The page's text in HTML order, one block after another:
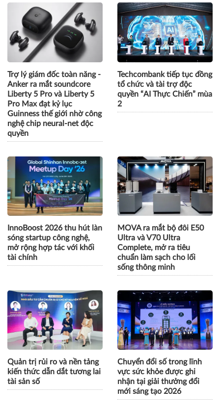
Trợ lý giám đốc toàn năng -
Anker ra mắt soundcore
Liberty 5 Pro và Liberty 5
Pro Max đạt kỷ lục
Guinness thế giới nhờ công
nghệ chip neural-net độc
quyền
Techcombank tiếp tục đồng
tổ chức và tài trợ độc
quyền “AI Thực Chiến” mùa
2
InnoBoost 2026 thu hút làn
sóng startup công nghệ,
mở rộng hợp tác với khối
tài chính
MOVA ra mắt bộ đôi E50
Ultra và V70 Ultra
Complete, mở ra tiêu
chuẩn làm sạch cho lối
sống thông minh
Quản trị rủi ro và nền tảng
kiến thức dẫn dắt tương lai
tài sản số
Chuyển đổi số trong lĩnh
vực sức khỏe được ghi
nhận tại giải thưởng đổi
mới sáng tạo 2026